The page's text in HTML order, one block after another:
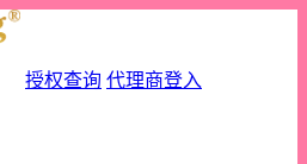
授权查询 代理商登入